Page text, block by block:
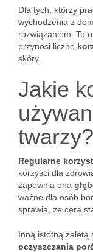
Dla tych, którzy
wychodzenia z
rozwiązaniem. To
przynosi liczne
skóry.
Jakie
twarzy?
Regularne
korzyści dla
zapewnia ona
ważne dla osób
sprawia, że cera
Inną istotną zaletą
oczyszczania